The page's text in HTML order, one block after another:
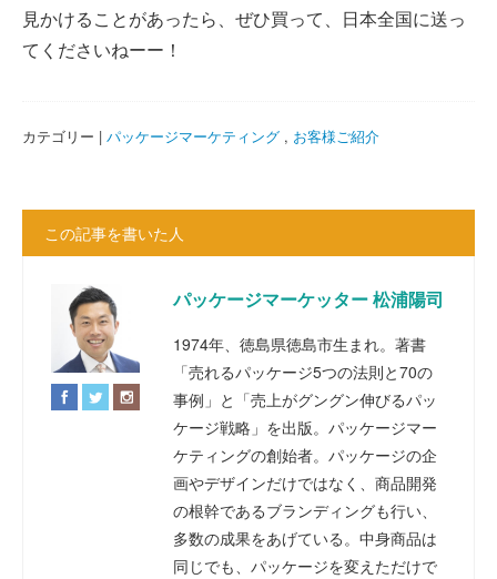
見かけることがあったら、ぜひ買って、日本全国に送っ
てくださいねーー！
カテゴリー | パッケージマーケティング , お客様ご紹介
この記事を書いた人
パッケージマーケッター 松浦陽司
1974年、徳島県徳島市生まれ。著書
「売れるパッケージ5つの法則と70の
事例」と「売上がグングン伸びるパッ
ケージ戦略」を出版。パッケージマー
ケティングの創始者。パッケージの企
画やデザインだけではなく、商品開発
の根幹であるブランディングも行い、
多数の成果をあげている。中身商品は
同じでも、パッケージを変えただけで